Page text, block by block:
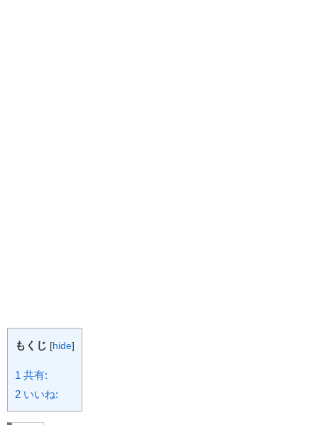
もくじ [hide]
1 共有:
2 いいね: